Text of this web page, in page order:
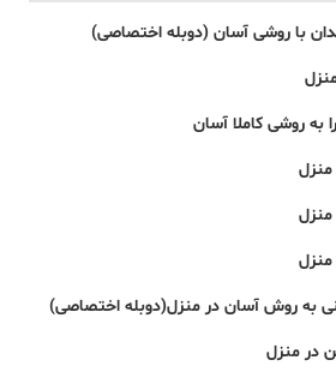
با روشی آسان (دوبله اختصاصی)
به روشی کاملا آسان
به روش آسان در منزل(دوبله اختصاصی)
در منزل